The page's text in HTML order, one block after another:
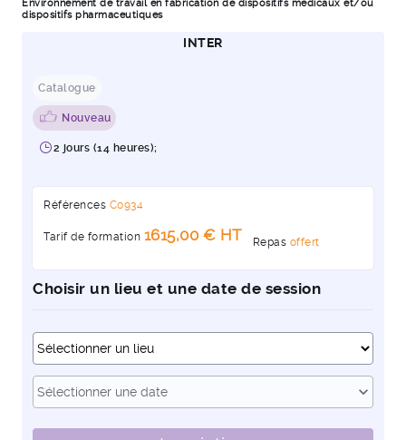
Environnement de travail en fabrication de dispositifs médicaux et/ou
dispositifs pharmaceutiques
INTER
Catalogue
Nouveau
2 jours (14 heures);
Références C0934
Tarif de formation 1615,00 € HT Repas offert
Choisir un lieu et une date de session
Sélectionner une date
expand_more